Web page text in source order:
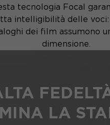
tecnologia Focal
intelligibilità delle voci:
dei film assumono
dimensione.
LA